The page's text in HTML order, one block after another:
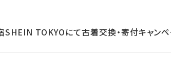
SHEIN TOKYOにて古着交換・寄付キャン